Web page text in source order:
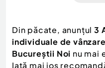
Mama si copilul
Moda si frumusete
Sport, timp liber, arta
Scutere - ATV - UTV
Autoutilitare
Ambarcatiuni
Din păcate, anunțul 3
individuale de
Bucureștii Noi nu mai
Iată mai jos